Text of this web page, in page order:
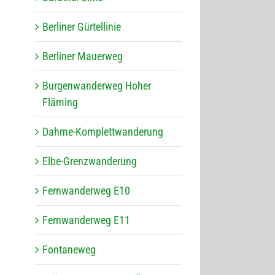
Ber­li­ner Gürtellinie
Ber­li­ner Mauerweg
Bur­gen­wan­der­weg Hoher
Fläming
Dahme-Kom­plett­wan­de­rung
Elbe-Grenz­wan­de­rung
Fern­wan­der­weg E10
Fern­wan­der­weg E11
Fon­ta­ne­weg